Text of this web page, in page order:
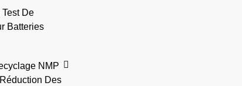
De
Batteries
NMP
Des